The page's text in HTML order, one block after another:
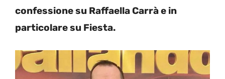
confessione su Raffaella Carrà e in
particolare su Fiesta.